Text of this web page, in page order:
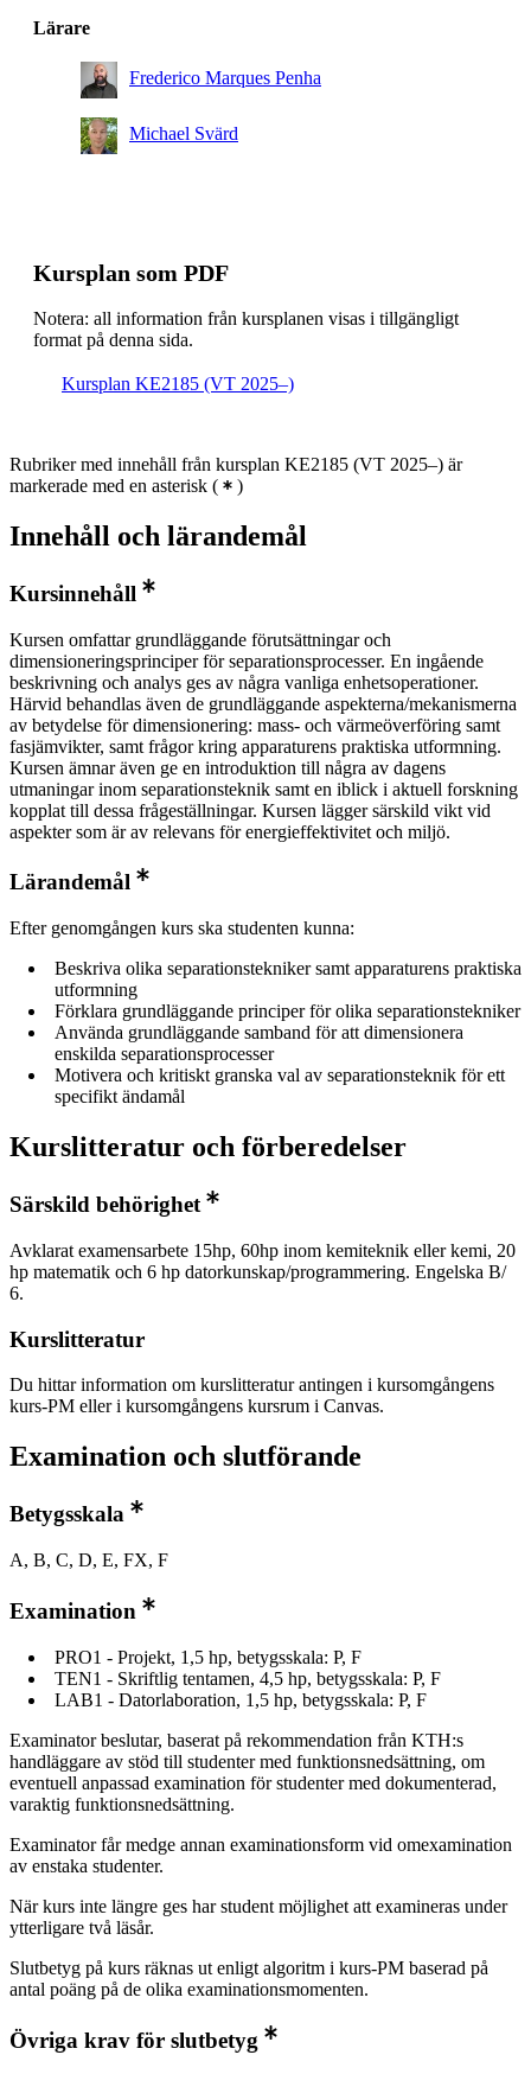
Lärare
Frederico Marques Penha
Michael Svärd
Kursplan som PDF
Notera: all information från kursplanen visas i tillgängligt
format på denna sida.
Kursplan KE2185 (VT 2025–)
Rubriker med innehåll från kursplan KE2185 (VT 2025–) är
markerade med en asterisk ( )
Innehåll och lärandemål
Kursinnehåll
Kursen omfattar grundläggande förutsättningar och
dimensioneringsprinciper för separationsprocesser. En ingående
beskrivning och analys ges av några vanliga enhetsoperationer.
Härvid behandlas även de grundläggande aspekterna/mekanismerna
av betydelse för dimensionering: mass- och värmeöverföring samt
fasjämvikter, samt frågor kring apparaturens praktiska utformning.
Kursen ämnar även ge en introduktion till några av dagens
utmaningar inom separationsteknik samt en iblick i aktuell forskning
kopplat till dessa frågeställningar. Kursen lägger särskild vikt vid
aspekter som är av relevans för energieffektivitet och miljö.
Lärandemål
Efter genomgången kurs ska studenten kunna:
Beskriva olika separationstekniker samt apparaturens praktiska
utformning
Förklara grundläggande principer för olika separationstekniker
Använda grundläggande samband för att dimensionera
enskilda separationsprocesser
Motivera och kritiskt granska val av separationsteknik för ett
specifikt ändamål
Kurslitteratur och förberedelser
Särskild behörighet
Avklarat examensarbete 15hp, 60hp inom kemiteknik eller kemi, 20
hp matematik och 6 hp datorkunskap/programmering. Engelska B/
6.
Kurslitteratur
Du hittar information om kurslitteratur antingen i kursomgångens
kurs-PM eller i kursomgångens kursrum i Canvas.
Examination och slutförande
Betygsskala
A, B, C, D, E, FX, F
Examination
PRO1 - Projekt, 1,5 hp, betygsskala: P, F
TEN1 - Skriftlig tentamen, 4,5 hp, betygsskala: P, F
LAB1 - Datorlaboration, 1,5 hp, betygsskala: P, F
Examinator beslutar, baserat på rekommendation från KTH:s
handläggare av stöd till studenter med funktionsnedsättning, om
eventuell anpassad examination för studenter med dokumenterad,
varaktig funktionsnedsättning.
Examinator får medge annan examinationsform vid omexamination
av enstaka studenter.
När kurs inte längre ges har student möjlighet att examineras under
ytterligare två läsår.
Slutbetyg på kurs räknas ut enligt algoritm i kurs-PM baserad på
antal poäng på de olika examinationsmomenten.
Övriga krav för slutbetyg